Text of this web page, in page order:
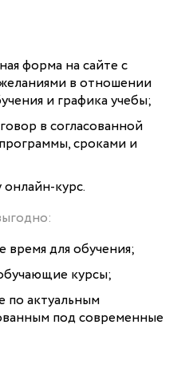
форма на сайте с
в отношении
и графика учебы;
в согласованной
сроками и
курс.
время для обучения;
курсы;
по актуальным
под современные